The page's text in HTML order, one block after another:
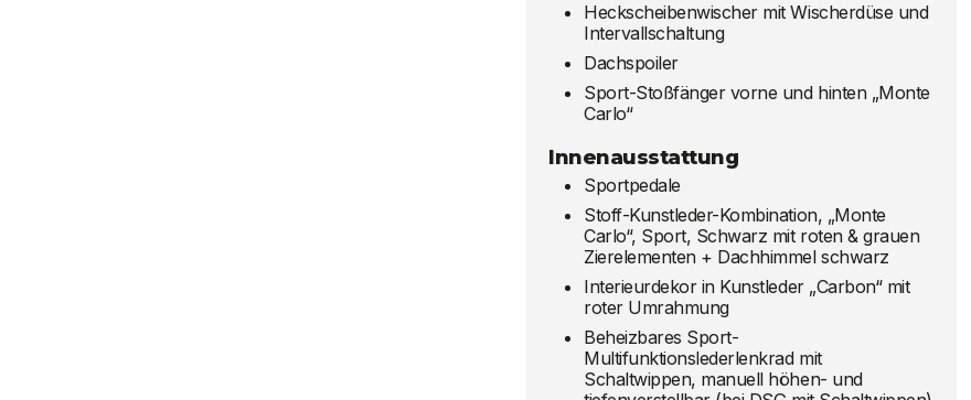
Heckscheibenwischer mit Wischerdüse und
Intervallschaltung
Dachspoiler
Sport-Stoßfänger vorne und hinten „Monte
Carlo“
Innenausstattung
Sportpedale
Stoff-Kunstleder-Kombination, „Monte
Carlo“, Sport, Schwarz mit roten & grauen
Zierelementen + Dachhimmel schwarz
Interieurdekor in Kunstleder „Carbon“ mit
roter Umrahmung
Beheizbares Sport-
Multifunktionslederlenkrad mit
Schaltwippen, manuell höhen- und